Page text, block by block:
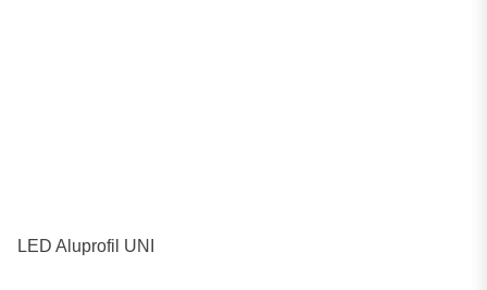
LED Aluprofil UNI